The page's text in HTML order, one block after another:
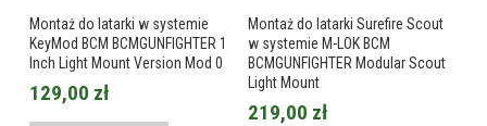
Montaż do latarki w systemie
KeyMod BCM BCMGUNFIGHTER 1
Inch Light Mount Version Mod 0
129,00 zł
Montaż do latarki Surefire Scout
w systemie M-LOK BCM
BCMGUNFIGHTER Modular Scout
Light Mount
219,00 zł